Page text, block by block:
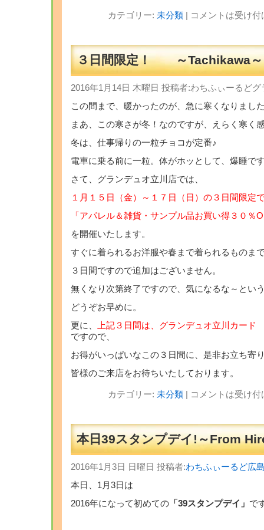
カテゴリー: 未分類| コメントは受け
３日間限定！ ～Tachikawa～
2016年1月14日 木曜日 投稿者:わちふぃーるど
この間まで、暖かったのが、急に寒くなりまし
まあ、この寒さが冬！なのですが、えらく寒く
冬は、仕事帰りの一粒チョコが定番♪
電車に乗る前に一粒。体がホッとして、爆睡で
さて、グランデュオ立川店では、
１月１５日（金）～１７日（日）の３日間限定
「アパレル＆雑貨・サンプル品お買い得３０
を開催いたします。
すぐに着られるお洋服や春まで着られるものま
３日間ですので追加はございません。
無くなり次第終了ですので、気になるな～とい
どうぞお早めに。
更に、
上記３日間は、グランデュオ立川カー
ですので、
お得がいっぱいなこの３日間に、是非お立ち寄
皆様のご来店をお待ちいたしております。
カテゴリー: 未分類| コメントは受け
本日39スタンプデイ!～From
2016年1月3日 日曜日 投稿者:わちふぃーるど広
本日、1月3日は
2016年になって初めての 「39スタンプデイ」 で